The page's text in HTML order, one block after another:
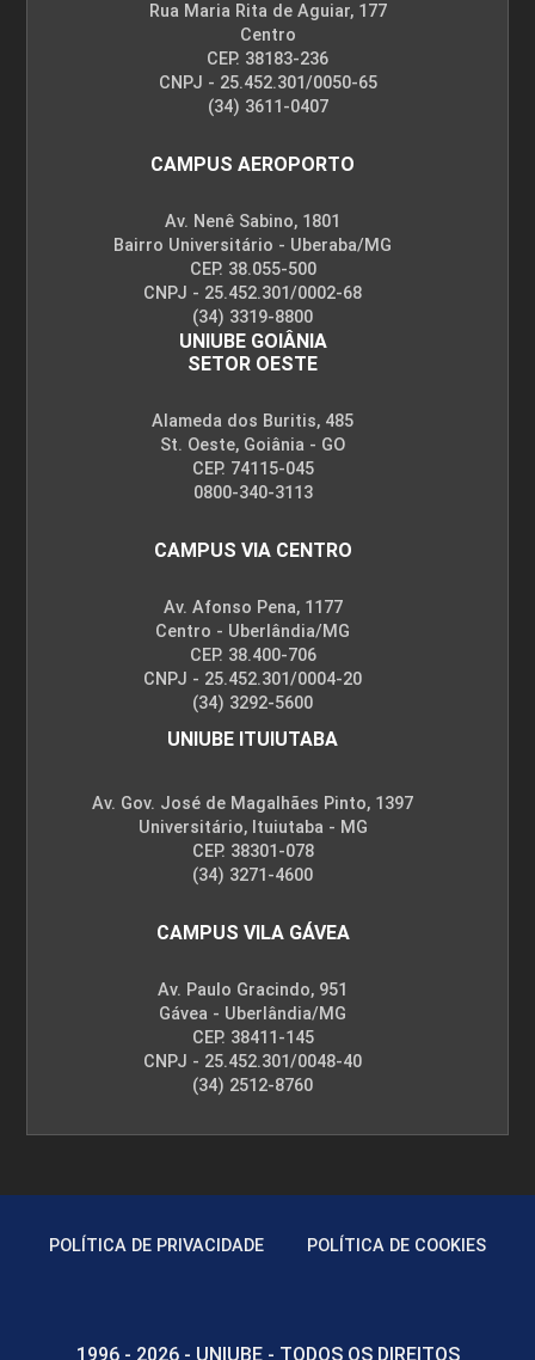
Rua Maria Rita de Aguiar, 177
Centro
CEP. 38183-236
CNPJ - 25.452.301/0050-65
(34) 3611-0407
CAMPUS AEROPORTO
Av. Nenê Sabino, 1801
Bairro Universitário - Uberaba/MG
CEP. 38.055-500
CNPJ - 25.452.301/0002-68
(34) 3319-8800
UNIUBE GOIÂNIA
SETOR OESTE
Alameda dos Buritis, 485
St. Oeste, Goiânia - GO
CEP. 74115-045
0800-340-3113
CAMPUS VIA CENTRO
Av. Afonso Pena, 1177
Centro - Uberlândia/MG
CEP. 38.400-706
CNPJ - 25.452.301/0004-20
(34) 3292-5600
UNIUBE ITUIUTABA
Av. Gov. José de Magalhães Pinto, 1397
Universitário, Ituiutaba - MG
CEP. 38301-078
(34) 3271-4600
CAMPUS VILA GÁVEA
Av. Paulo Gracindo, 951
Gávea - Uberlândia/MG
CEP. 38411-145
CNPJ - 25.452.301/0048-40
(34) 2512-8760
POLÍTICA DE PRIVACIDADE POLÍTICA DE COOKIES
1996 - 2026 - UNIUBE - TODOS OS DIREITOS